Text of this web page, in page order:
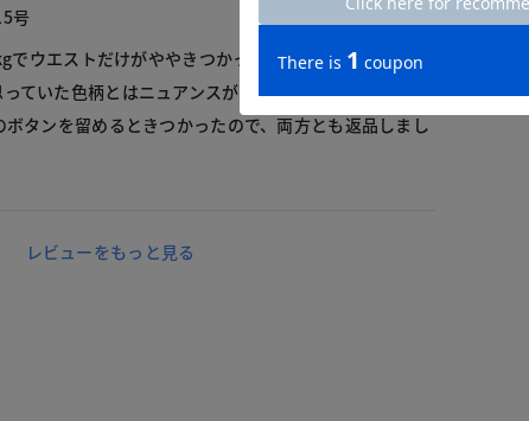
号
でウエストだけがややきつかったです。身長155cmで
ていた色柄とはニュアンスが違ったのと、同素材のジ
タンを留めるときつかったので、両方とも返品しまし
レビューをもっと見る